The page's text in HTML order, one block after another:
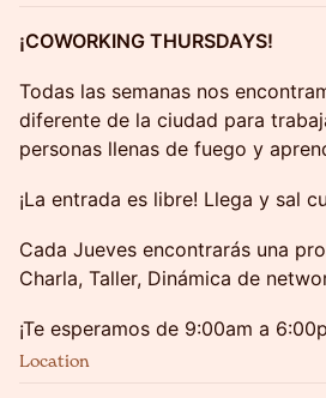
¡COWORKING THURSDAYS!
Todas las semanas nos
diferente de la ciudad para
personas llenas de fuego y
¡La entrada es libre! Llega y sal
Cada Jueves encontrarás una
Charla, Taller, Dinámica de
¡Te esperamos de 9:00am a
Location